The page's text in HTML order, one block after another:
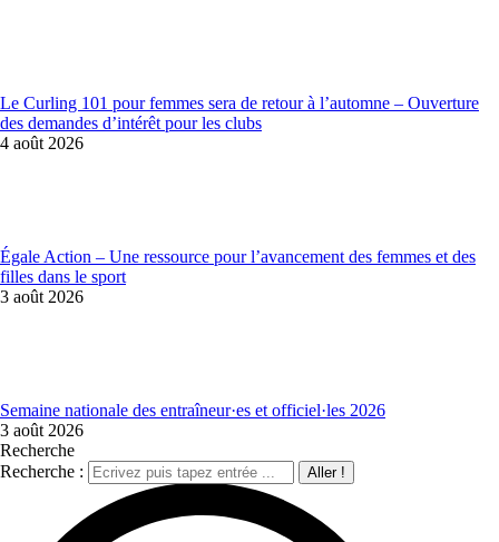
Le Curling 101 pour femmes sera de retour à l’automne – Ouverture
des demandes d’intérêt pour les clubs
4 août 2026
Égale Action – Une ressource pour l’avancement des femmes et des
filles dans le sport
3 août 2026
Semaine nationale des entraîneur·es et officiel·les 2026
3 août 2026
Recherche
Recherche :